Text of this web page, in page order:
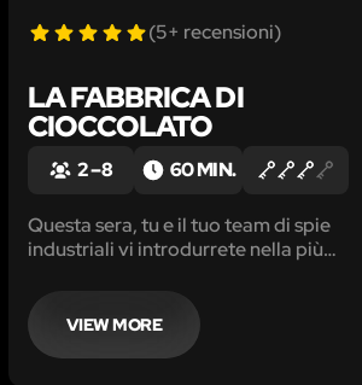
(5+ recensioni)
LA FABBRICA DI
CIOCCOLATO
2 – 8 60 MIN.
Questa sera, tu e il tuo team di spie
industriali vi introdurrete nella più
Svizzera per trovare il modo di far
funzionare la macchina e rubare la
ricetta segreta del miglior
VIEW MORE